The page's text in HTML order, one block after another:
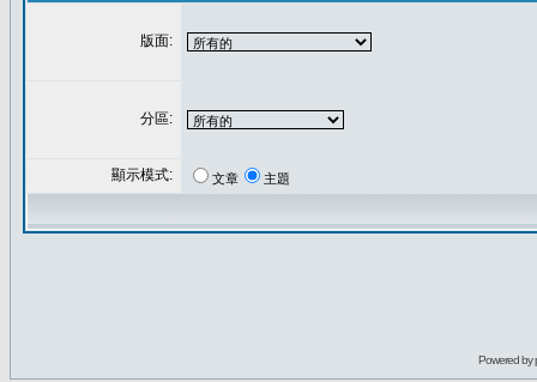
版面:
分區:
顯示模式: 文章 主題
Powered by